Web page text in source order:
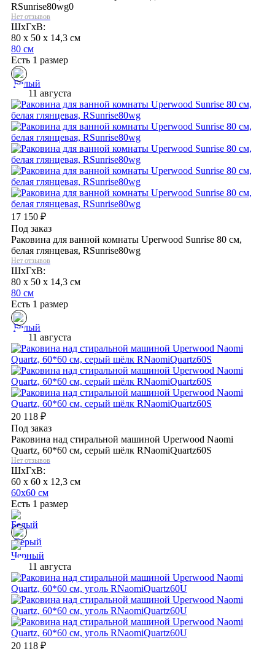
RSunrise80wg0
Нет отзывов
ШхГхВ:
80 x 50 x 14,3 см
80 см
Есть 1 размер
11 августа
17 150 ₽
Под заказ
Раковина для ванной комнаты Uperwood Sunrise 80 см,
белая глянцевая, RSunrise80wg
Нет отзывов
ШхГхВ:
80 x 50 x 14,3 см
80 см
Есть 1 размер
11 августа
20 118 ₽
Под заказ
Раковина над стиральной машиной Uperwood Naomi
Quartz, 60*60 см, серый шёлк RNaomiQuartz60S
Нет отзывов
ШхГхВ:
60 x 60 x 12,3 см
60х60 см
Есть 1 размер
11 августа
20 118 ₽